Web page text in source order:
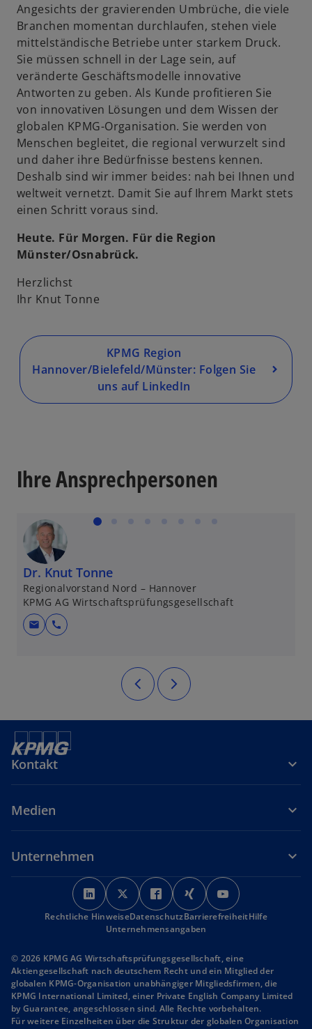
Angesichts der gravierenden Umbrüche, die viele
Branchen momentan durchlaufen, stehen viele
mittelständische Betriebe unter starkem Druck.
Sie müssen schnell in der Lage sein, auf
veränderte Geschäftsmodelle innovative
Antworten zu geben. Als Kunde profitieren Sie
von innovativen Lösungen und dem Wissen der
globalen KPMG-Organisation. Sie werden von
Menschen begleitet, die regional verwurzelt sind
und daher ihre Bedürfnisse bestens kennen.
Deshalb sind wir immer beides: nah bei Ihnen und
weltweit vernetzt. Damit Sie auf Ihrem Markt stets
einen Schritt voraus sind.
Heute. Für Morgen. Für die Region
Münster/Osnabrück.
Herzlichst
Ihr Knut Tonne
KPMG Region
Hannover/Bielefeld/Münster: Folgen Sie
uns auf LinkedIn
n
e
n
e
e
e
Ihre Ansprechpersonen
Dr. Knut Tonne
Regionalvorstand Nord – Hannover
KPMG AG Wirtschaftsprüfungsgesellschaft
mail call
Kontakt
Medien
Unternehmen
w
i
r
d
n
e
i
n
w
i
r
d
n
e
i
n
w
i
r
d
n
e
i
n
w
i
r
i
n
e
i
n
i
r
n
e
i
n
Rechtliche HinweiseDatenschutzBarrierefreiheitHilfe
Unternehmensangaben
© 2026 KPMG AG Wirtschaftsprüfungsgesellschaft, eine
Aktiengesellschaft nach deutschem Recht und ein Mitglied der
globalen KPMG-Organisation unabhängiger Mitgliedsfirmen, die
KPMG International Limited, einer Private English Company Limited
by Guarantee, angeschlossen sind. Alle Rechte vorbehalten.
Für weitere Einzelheiten über die Struktur der globalen Organisation